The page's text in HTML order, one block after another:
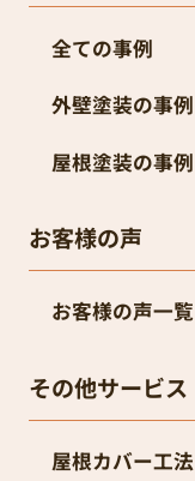
全ての事例
外壁塗装の事例
屋根塗装の事例
お客様の声
お客様の声一覧
その他サービス
屋根カバー工法